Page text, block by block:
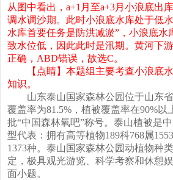
从图中看出，a+1月至a+3月小浪底出
调水调沙期。此时小浪底水库处于低
水库首要任务是防洪减淤”，小浪底水
致水位低，因此此时是汛期。黄河下
正确，ABD错误，故选C。
【点睛】本题组主要考查小浪底水
知识。
山东泰山国家森林公园位于山东省
覆盖率为81.5%，植被覆盖率在90%以
批“中国森林氧吧”称号。泰山植被是
型代表：拥有高等植物189科768属
1373种。泰山国家森林公园动植物种
定，极具观光游览、科学考察和休憩
面小题。